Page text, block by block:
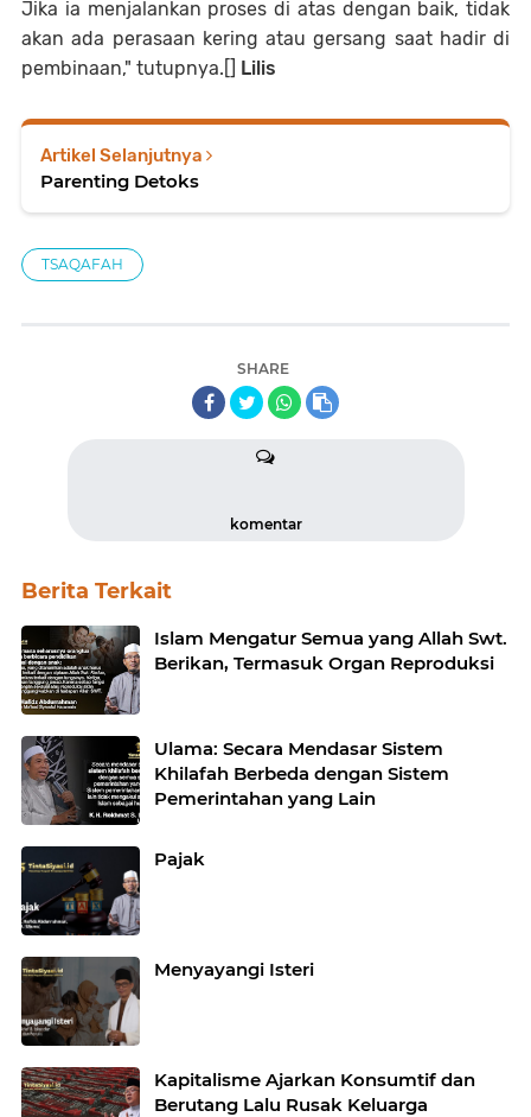
Jika ia menjalankan proses di atas dengan baik, tidak
akan ada perasaan kering atau gersang saat hadir di
pembinaan," tutupnya.[] Lilis
Artikel Selanjutnya
Parenting Detoks
TSAQAFAH
SHARE
komentar
Berita Terkait
Islam Mengatur Semua yang Allah Swt.
Berikan, Termasuk Organ Reproduksi
Ulama: Secara Mendasar Sistem
Khilafah Berbeda dengan Sistem
Pemerintahan yang Lain
Pajak
Menyayangi Isteri
Kapitalisme Ajarkan Konsumtif dan
Berutang Lalu Rusak Keluarga